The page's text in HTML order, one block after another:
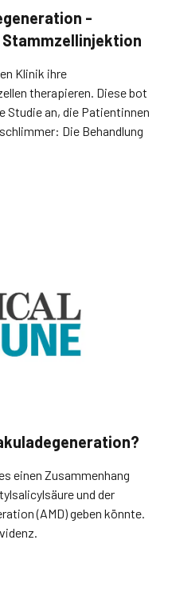
-
Klinik ihre
therapieren. Diese bot
Studie an, die Patientinnen
Die Behandlung
einen Zusammenhang
und der
(AMD) geben könnte.